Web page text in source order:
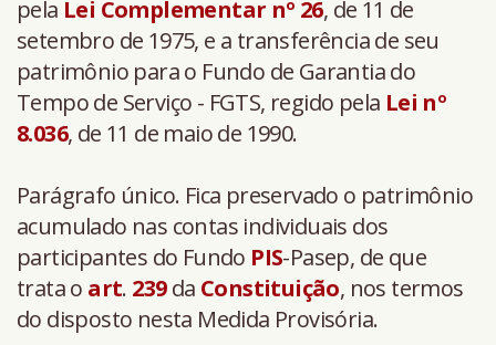
pela Lei Complementar nº 26, de 11 de
setembro de 1975, e a transferência de seu
patrimônio para o Fundo de Garantia do
Tempo de Serviço - FGTS, regido pela Lei nº
8.036, de 11 de maio de 1990.
Parágrafo único. Fica preservado o patrimônio
acumulado nas contas individuais dos
participantes do Fundo PIS-Pasep, de que
trata o art. 239da Constituição, nos termos
do disposto nesta Medida Provisória.